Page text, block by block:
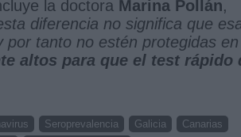
la doctora Marina Pollán,
diferencia no significa que
tanto no estén protegidas en
altos para que el test rápido
Seroprevalencia Galicia Canarias